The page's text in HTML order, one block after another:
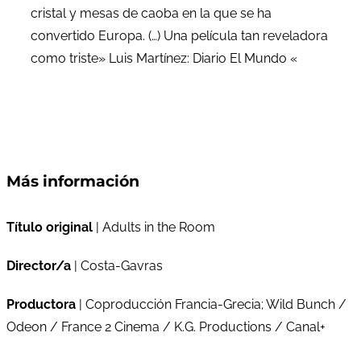
cristal y mesas de caoba en la que se ha
convertido Europa. (…) Una película tan reveladora
como triste» Luis Martínez: Diario El Mundo «
Más información
Título original | Adults in the Room
Director/a | Costa-Gavras
Productora | Coproducción Francia-Grecia; Wild Bunch /
Odeon / France 2 Cinema / K.G. Productions / Canal+